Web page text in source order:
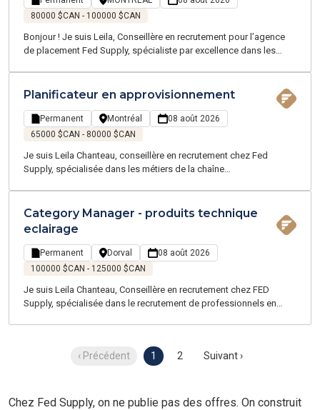
80000 $CAN - 100000 $CAN
Bonjour ! Je suis Leila, Conseillère en recrutement pour l’agence
de placement Fed Supply, spécialiste par excellence dans les
temporaires et permanents sur la Grande Région de Montréal.
Notre équipe, experte en Supply Chain et Logistique, parle votre
langage et évolue dans votre univers
Planificateur en approvisionnement
Permanent Montréal
08 août 2026
65000 $CAN - 80000 $CAN
Je suis Leila Chanteau, conseillère en recrutement chez Fed
Supply, spécialisée dans les métiers de la chaîne
offrant un environnement collaboratif, stimulant et axé sur
l'amélioration continue. Située sur l’ile de Montréal
Category Manager - produits technique
eclairage
Permanent Dorval
08 août 2026
100000 $CAN - 125000 $CAN
Je suis Leila Chanteau, Conseillère en recrutement chez FED
Supply, spécialisée dans le recrutement de professionnels en
‹ Précédent 1 2 Suivant ›
Chez Fed Supply, on ne publie pas des offres. On construit